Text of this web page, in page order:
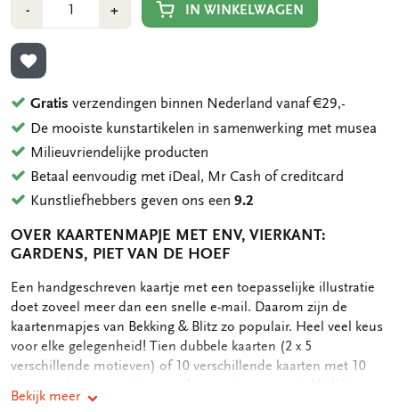
-Min
1
+Plus
1
IN WINKELWAGEN
TOEVOEGEN AAN VERLANGLIJST
Gratis verzendingen binnen Nederland vanaf €29,-
De mooiste kunstartikelen in samenwerking met musea
Milieuvriendelijke producten
Betaal eenvoudig met iDeal, Mr Cash of creditcard
Kunstliefhebbers geven ons een9.2
OVER KAARTENMAPJE MET ENV, VIERKANT:
GARDENS, PIET VAN DE HOEF
OMSCHRIJVING
Een handgeschreven kaartje met een toepasselijke illustratie
doet zoveel meer dan een snelle e-mail. Daarom zijn de
kaartenmapjes van Bekking & Blitz zo populair. Heel veel keus
voor elke gelegenheid! Tien dubbele kaarten (2 x 5
verschillende motieven) of 10 verschillende kaarten met 10
kaartenmapje. Op de achterkant van het mapje staan de
Bekijk meer